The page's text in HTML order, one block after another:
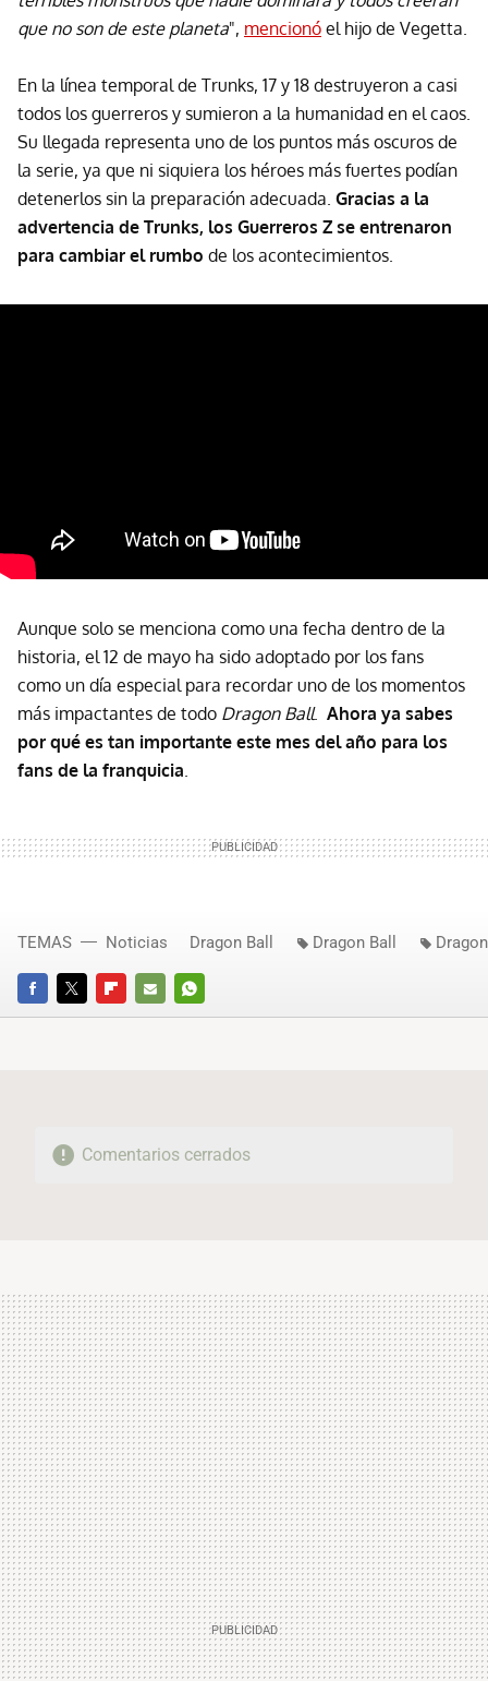
que no son de este planeta", mencionó el hijo de Vegetta.
En la línea temporal de Trunks, 17 y 18 destruyeron a casi
todos los guerreros y sumieron a la humanidad en el caos.
Su llegada representa uno de los puntos más oscuros de
la serie, ya que ni siquiera los héroes más fuertes podían
detenerlos sin la preparación adecuada. Gracias a la
advertencia de Trunks, los Guerreros Z se entrenaron
para cambiar el rumbo de los acontecimientos.
Aunque solo se menciona como una fecha dentro de la
historia, el 12 de mayo ha sido adoptado por los fans
como un día especial para recordar uno de los momentos
más impactantes de todo Dragon Ball. Ahora ya sabes
por qué es tan importante este mes del año para los
fans de la franquicia.
FACEBOOKTWITTERFLIPBOARD
E-
WHATSAPP
TEMAS Noticias Dragon Ball Dragon Ball
Comentarios cerrados